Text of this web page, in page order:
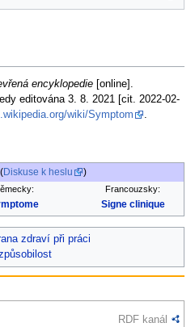
encyklopedie [online].
editována 3. 8. 2021 [cit. 2022-02-
wiki/Symptom
Diskuse k heslu )
Francouzsky:
Signe clinique
zdraví při práci
RDF kanál